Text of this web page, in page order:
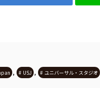
, USJ , ユニバーサル・スタジオ